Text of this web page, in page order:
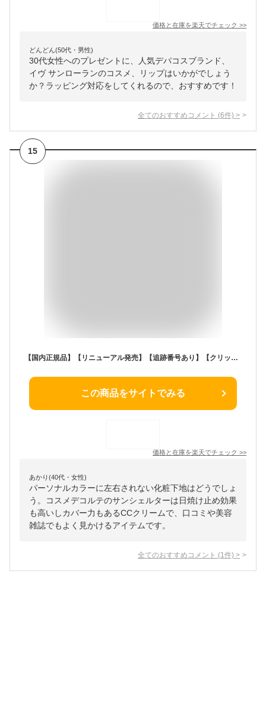
価格と在庫を楽天でチェック >>
どんどん(50代・男性)
30代女性へのプレゼントに、人気デパコスブランド、
イヴ サンローランのコスメ、リップはいかがでしょう
か？ラッピング対応をしてくれるので、おすすめです！
全てのおすすめコメント (6件) >
15
【国内正規品】【リニューアル発売】【追跡番号あり】【クリックポスト（ポスト投函）】COSME DECORTE コスメデコルテ サンシェルター マルチ プロテクション トーンアップCC 35g SPF50+・PA++++ 全3色 日焼け止め乳液 化粧下地
この商品をサイトでみる
価格と在庫を楽天でチェック >>
あかり(40代・女性)
パーソナルカラーに左右されない化粧下地はどうでしょ
う。コスメデコルテのサンシェルターは日焼け止め効果
も高いしカバー力もあるCCクリームで、口コミや美容
雑誌でもよく見かけるアイテムです。
全てのおすすめコメント (1 件) >